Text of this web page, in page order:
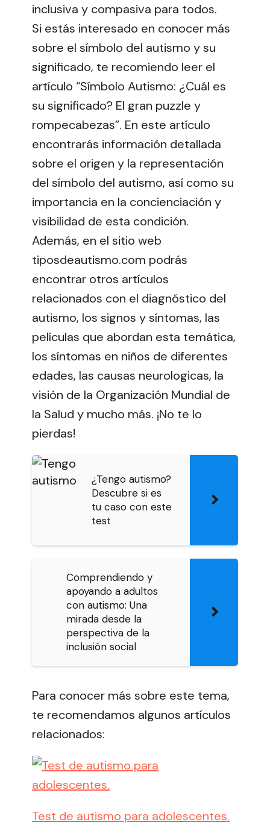
inclusiva y compasiva para todos.
Si estás interesado en conocer más
sobre el símbolo del autismo y su
significado, te recomiendo leer el
artículo “Símbolo Autismo: ¿Cuál es
su significado? El gran puzzle y
rompecabezas”. En este artículo
encontrarás información detallada
sobre el origen y la representación
del símbolo del autismo, así como su
importancia en la concienciación y
visibilidad de esta condición.
Además, en el sitio web
tiposdeautismo.com podrás
encontrar otros artículos
relacionados con el diagnóstico del
autismo, los signos y síntomas, las
películas que abordan esta temática,
los síntomas en niños de diferentes
edades, las causas neurologicas, la
visión de la Organización Mundial de
la Salud y mucho más. ¡No te lo
pierdas!
¿Tengo autismo?
Descubre si es
tu caso con este
test
Comprendiendo y
apoyando a adultos
con autismo: Una
mirada desde la
perspectiva de la
inclusión social
Para conocer más sobre este tema,
te recomendamos algunos artículos
relacionados:
Test de autismo para adolescentes.